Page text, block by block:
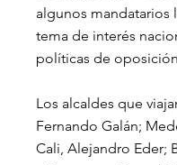
algunos mandatarios
tema de interés
políticas de
Los alcaldes que
Fernando Galán;
Cali, Alejandro Eder;